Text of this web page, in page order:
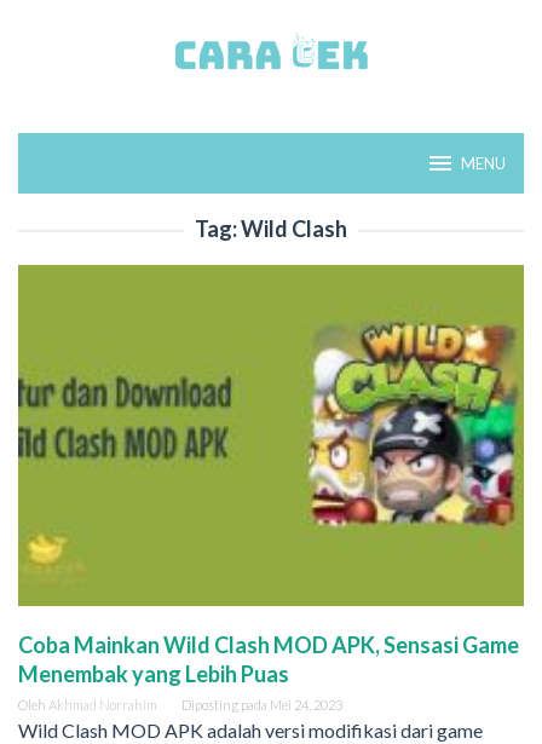
MENU
Tag:Wild Clash
Coba Mainkan Wild Clash MOD APK, Sensasi Game
Menembak yang Lebih Puas
Oleh Akhmad Norrahim Diposting pada Mei 24, 2023
Wild Clash MOD APK adalah versi modifikasi dari game